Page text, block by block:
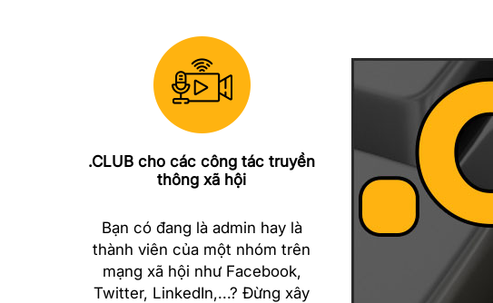
.CLUB cho các công tác truyền
thông xã hội
Bạn có đang là admin hay là
thành viên của một nhóm trên
mạng xã hội như Facebook,
Twitter, LinkedIn,...? Đừng xây